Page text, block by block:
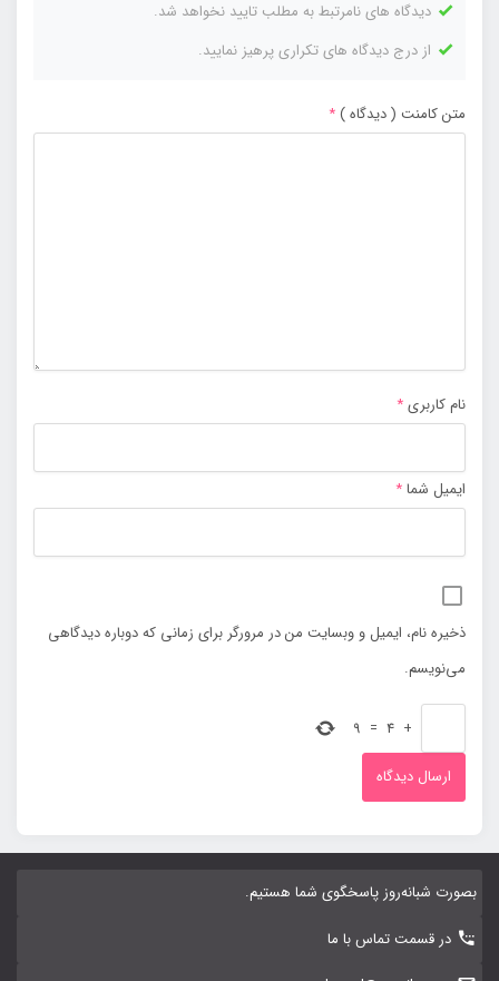
دیدگاه های نامرتبط به مطلب تایید نخواهد شد.
از درج دیدگاه های تکراری پرهیز نمایید.
متن کامنت ( دیدگاه )*
نام کاربری*
ایمیل شما*
ذخیره نام، ایمیل و وبسایت من در مرورگر برای زمانی که دوباره دیدگاهی
می‌نویسم.
+
4
=
9
بصورت شبانه‌روز پاسخگوی شما هستیم.
در قسمت تماس با ما